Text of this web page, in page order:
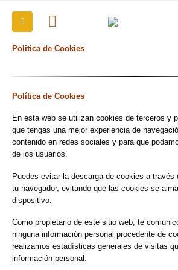
Politica de Cookies
Política de Cookies
En esta web se utilizan cookies de terceros y
que tengas una mejor experiencia de
contenido en redes sociales y para que
de los usuarios.
Puedes evitar la descarga de cookies a través
tu navegador, evitando que las cookies se
dispositivo.
Como propietario de este sitio web, te
ninguna información personal procedente de
realizamos estadísticas generales de visitas
información personal.